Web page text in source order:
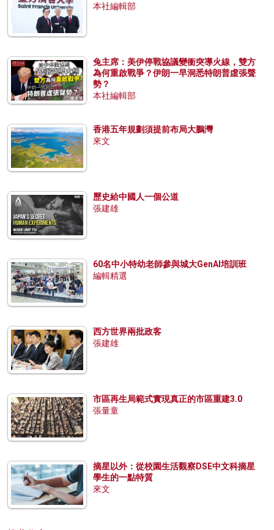
本社編輯部
兔主席：美伊停戰協議變衝突導火線，雙方
為何重啟戰爭？伊朗一早洞悉特朗普虛張聲
勢？
本社編輯部
香港五年規劃須提前布局大鵬灣
來文
歷史給中國人一個公道
張建雄
60名中小特幼老師參與城大GenAI培訓班
編輯精選
西方世界兩批政客
張建雄
市區再生局範式實現真正的市區重建3.0
張量童
摘星以外：從校園生活觀察DSE中文科摘星
學生的一點特質
來文